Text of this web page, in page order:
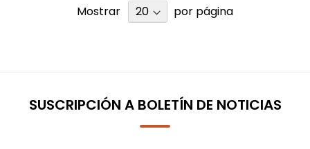
Mostrar por página
SUSCRIPCIÓN A BOLETÍN DE NOTICIAS